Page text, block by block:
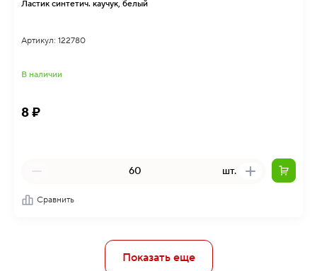
Ластик синтетич. каучук, белый
Артикул: 122780
В наличии
8 ₽
шт.
Сравнить
Показать еще